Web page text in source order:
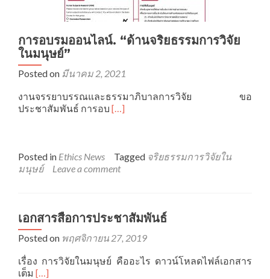
การอบรมออนไลน์. “ด้านจริยธรรมการวิจัย
ในมนุษย์”
Posted on มีนาคม 2, 2021
งานจรรยาบรรณและธรรมาภิบาลการวิจัย ขอ
ประชาสัมพันธ์ การอบ Read
อบรม
ออนไลน์.
วิจัย
มนุษย์”
[…]
Posted in Ethics News Tagged จริยธรรมการวิจัยใน
มนุษย์
Leave a comment
เอกสารสื่อการประชาสัมพันธ์
Posted on พฤศจิกายน 27, 2019
เรื่อง การวิจัยในมนุษย์ คืออะไร ดาวน์โหลดไฟล์เอกสาร
เต็ม Read
[…]